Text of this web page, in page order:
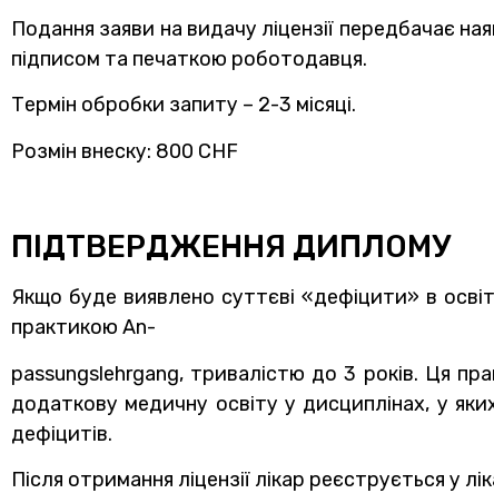
Подання заяви на видачу ліцензії передбачає
підписом та печаткою роботодавця.
Термін обробки запиту – 2-3 місяці.
Розмін внеску: 800 CHF
ПІДТВЕРДЖЕННЯ ДИПЛОМУ
Якщо буде виявлено суттєві «дефіцити» в
практикою An-
passungslehrgang, тривалістю до 3 років. Ця
додаткову медичну освіту у дисциплінах, у
дефіцитів.
Після отримання ліцензії лікар реєструється у